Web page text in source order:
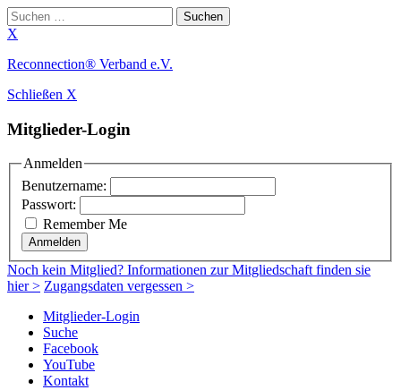
Suchen
nach:
X
Zum
springen
Reconnection® Verband e.V.
Schließen X
Mitglieder-Login
Anmelden
Benutzername:
Passwort:
Remember Me
Anmelden
Noch kein Mitglied? Informationen zur Mitgliedschaft finden sie
hier > Zugangsdaten vergessen >
Mitglieder-Login
Suche
Facebook
YouTube
Kontakt